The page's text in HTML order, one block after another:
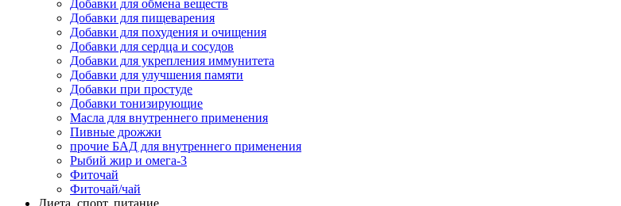
Добавки для обмена веществ
Добавки для пищеварения
Добавки для похудения и очищения
Добавки для сердца и сосудов
Добавки для укрепления иммунитета
Добавки для улучшения памяти
Добавки при простуде
Добавки тонизирующие
Масла для внутреннего применения
Пивные дрожжи
прочие БАД для внутреннего применения
Рыбий жир и омега-3
Фиточай
Фиточай/чай
Диета, спорт, питание